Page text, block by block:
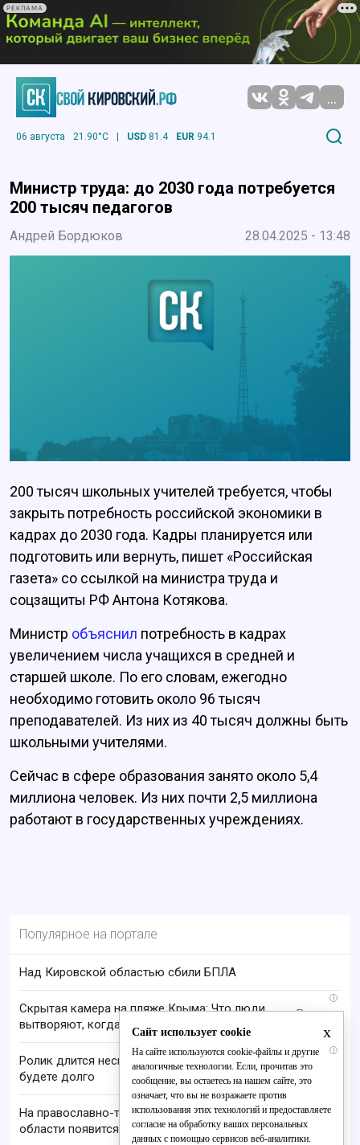
РЕКЛАМА
...
06 августа 21.90°C | USD 81.4 EUR 94.1
Министр труда: до 2030 года потребуется
200 тысяч педагогов
Андрей Бордюков 28.04.2025 - 13:48
200 тысяч школьных учителей требуется, чтобы
закрыть потребность российской экономики в
кадрах до 2030 года. Кадры планируется или
подготовить или вернуть, пишет «Российская
газета» со ссылкой на министра труда и
соцзащиты РФ Антона Котякова.
Министр объяснил потребность в кадрах
увеличением числа учащихся в средней и
старшей школе. По его словам, ежегодно
необходимо готовить около 96 тысяч
преподавателей. Из них из 40 тысяч должны быть
школьными учителями.
Сейчас в сфере образования занято около 5,4
миллиона человек. Из них почти 2,5 миллиона
работают в государственных учреждениях.
Популярное на портале
Над Кировской областью сбили БПЛА
i
Скрытая камера на пляже Крыма: Что люди
вытворяют, когда их не видят...
i
Ролик длится несколько секунд, а смеяться вы
будете долго
На православно-туристической карте Кировской
области появится «Деревня Ключи»
x
Сайт использует cookie
На сайте используются cookie-файлы и другие
аналогичные технологии. Если, прочитав это
сообщение, вы остаетесь на нашем сайте, это
означает, что вы не возражаете против
использования этих технологий и предоставляете
согласие на обработку ваших персональных
данных с помощью сервисов веб-аналитики.